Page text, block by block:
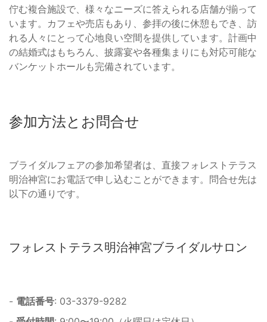
佇む複合施設で、様々なニーズに答えられる店舗が揃って
います。カフェや売店もあり、参拝の後に休憩もでき、訪
れる人々にとって心地良い空間を提供しています。計画中
の結婚式はもちろん、披露宴や各種集まりにも対応可能な
バンケットホールも完備されています。
参加方法とお問合せ
ブライダルフェアの参加希望者は、直接フォレストテラス
明治神宮にお電話で申し込むことができます。問合せ先は
以下の通りです。
フォレストテラス明治神宮ブライダルサロン
- 電話番号: 03-3379-9282